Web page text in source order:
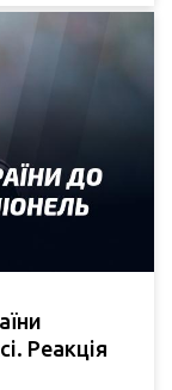
Реакція